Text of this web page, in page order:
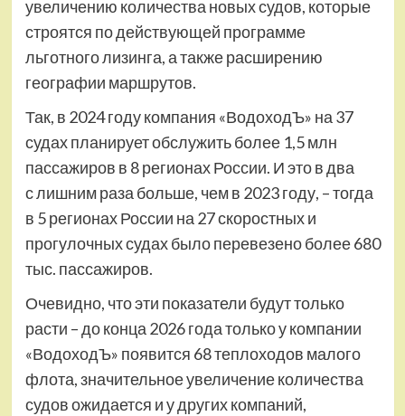
увеличению количества новых судов, которые
строятся по действующей программе
льготного лизинга, а также расширению
географии маршрутов.
Так, в 2024 году компания «ВодоходЪ» на 37
судах планирует обслужить более 1,5 млн
пассажиров в 8 регионах России. И это в два
с лишним раза больше, чем в 2023 году, – тогда
в 5 регионах России на 27 скоростных и
прогулочных судах было перевезено более 680
тыс. пассажиров.
Очевидно, что эти показатели будут только
расти – до конца 2026 года только у компании
«ВодоходЪ» появится 68 теплоходов малого
флота, значительное увеличение количества
судов ожидается и у других компаний,